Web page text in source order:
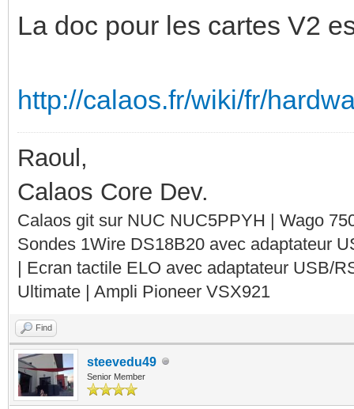
La doc pour les cartes V2
http://calaos.fr/wiki/fr/
Raoul,
Calaos Core Dev.
Calaos git sur NUC NUC5PPYH | Wago
Sondes 1Wire DS18B20 avec adaptateur
| Ecran tactile ELO avec adaptateur USB/
Ultimate | Ampli Pioneer VSX921
Find
steevedu49
Senior Member